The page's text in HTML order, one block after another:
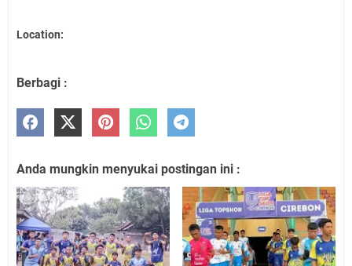
Location:
Berbagi :
Anda mungkin menyukai postingan ini :